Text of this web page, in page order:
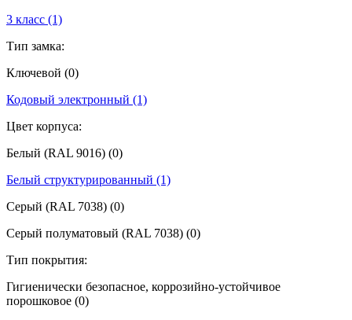
3 класс (1)
Тип замка:
Ключевой (0)
Кодовый электронный (1)
Цвет корпуса:
Белый (RAL 9016) (0)
Белый структурированный (1)
Серый (RAL 7038) (0)
Серый полуматовый (RAL 7038) (0)
Тип покрытия:
Гигиенически безопасное, коррозийно-устойчивое
порошковое (0)